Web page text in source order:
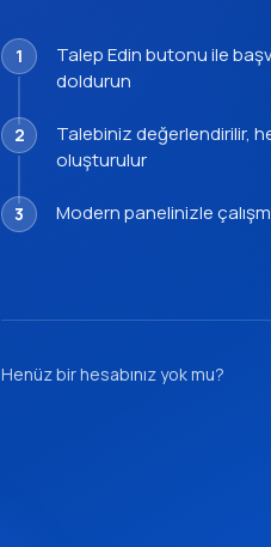
Talep Edin butonu ile
doldurun
Talebiniz değerlendirilir,
oluşturulur
Modern panelinizle
Henüz bir hesabınız yok mu?